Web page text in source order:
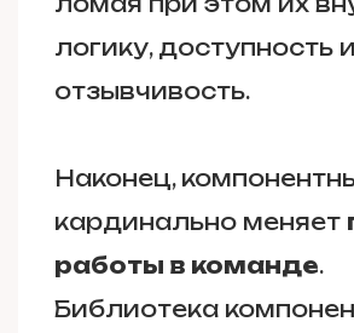
логику, доступность и
отзывчивость.
Наконец,
кардинально меняет
работы в команде.
Библиотека